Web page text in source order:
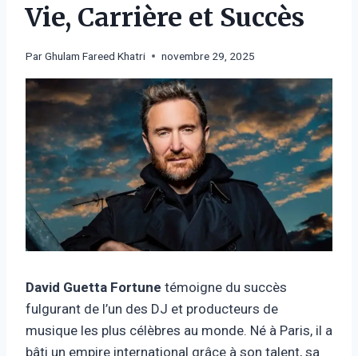
Vie, Carrière et Succès
ParGhulam Fareed Khatri novembre 29, 2025
David Guetta Fortune témoigne du succès
fulgurant de l’un des DJ et producteurs de
musique les plus célèbres au monde. Né à Paris, il a
bâti un empire international grâce à son talent, sa